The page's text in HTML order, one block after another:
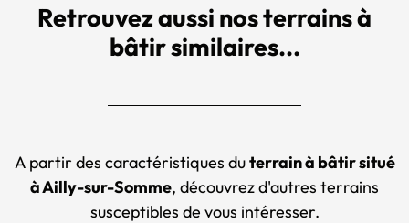
Retrouvez aussi nos terrains à
bâtir similaires...
A partir des caractéristiques duterrain à bâtir situé
à Ailly-sur-Somme, découvrez d'autres terrains
susceptibles de vous intéresser.